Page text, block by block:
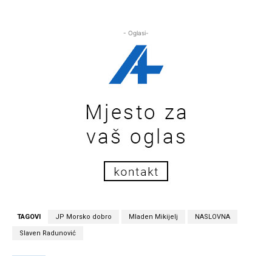
- Oglasi-
TAGOVI JP Morsko dobro Mladen Mikijelj NASLOVNA
Slaven Radunović